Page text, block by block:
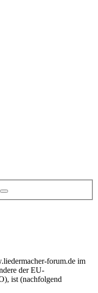
forum.de im
der EU-
ist (nachfolgend